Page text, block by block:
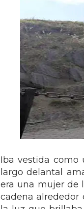
Iba vestida como
largo delantal
era una mujer de
cadena alrededor